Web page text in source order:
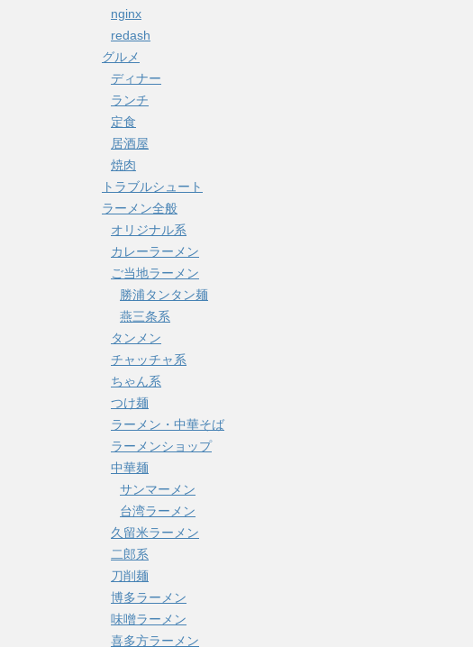
nginx
redash
グルメ
ディナー
ランチ
定食
居酒屋
焼肉
トラブルシュート
ラーメン全般
オリジナル系
カレーラーメン
ご当地ラーメン
勝浦タンタン麺
燕三条系
タンメン
チャッチャ系
ちゃん系
つけ麺
ラーメン・中華そば
ラーメンショップ
中華麺
サンマーメン
台湾ラーメン
久留米ラーメン
二郎系
刀削麺
博多ラーメン
味噌ラーメン
喜多方ラーメン